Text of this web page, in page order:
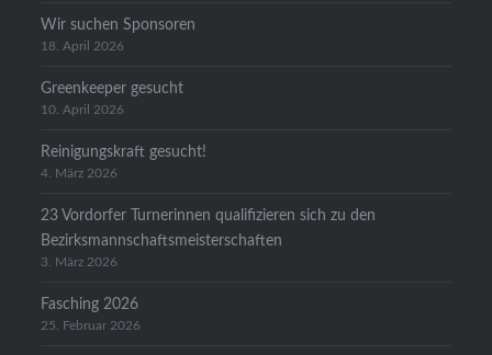
Wir suchen Sponsoren
18. April 2026
Greenkeeper gesucht
10. April 2026
Reinigungskraft gesucht!
4. März 2026
23 Vordorfer Turnerinnen qualifizieren sich zu den
Bezirksmannschaftsmeisterschaften
3. März 2026
Fasching 2026
25. Februar 2026